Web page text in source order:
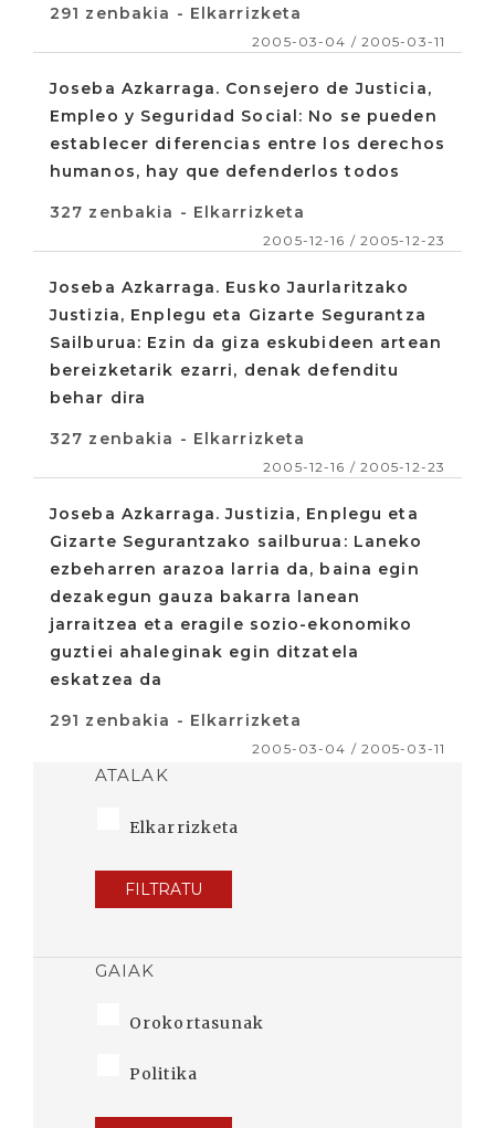
291 zenbakia - Elkarrizketa
2005-03-04 / 2005-03-11
Joseba Azkarraga. Consejero de Justicia,
Empleo y Seguridad Social: No se pueden
establecer diferencias entre los derechos
humanos, hay que defenderlos todos
327 zenbakia - Elkarrizketa
2005-12-16 / 2005-12-23
Joseba Azkarraga. Eusko Jaurlaritzako
Justizia, Enplegu eta Gizarte Segurantza
Sailburua: Ezin da giza eskubideen artean
bereizketarik ezarri, denak defenditu
behar dira
327 zenbakia - Elkarrizketa
2005-12-16 / 2005-12-23
Joseba Azkarraga. Justizia, Enplegu eta
Gizarte Segurantzako sailburua: Laneko
ezbeharren arazoa larria da, baina egin
dezakegun gauza bakarra lanean
jarraitzea eta eragile sozio-ekonomiko
guztiei ahaleginak egin ditzatela
eskatzea da
291 zenbakia - Elkarrizketa
2005-03-04 / 2005-03-11
ATALAK
Elkarrizketa
FILTRATU
GAIAK
Orokortasunak
Politika